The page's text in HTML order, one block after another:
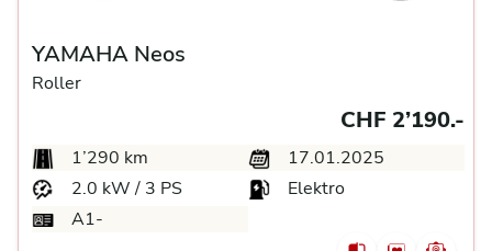
YAMAHA Neos
Roller
CHF 2’190.-
1’290 km
17.01.2025
2.0 kW / 3 PS
Elektro
A1-